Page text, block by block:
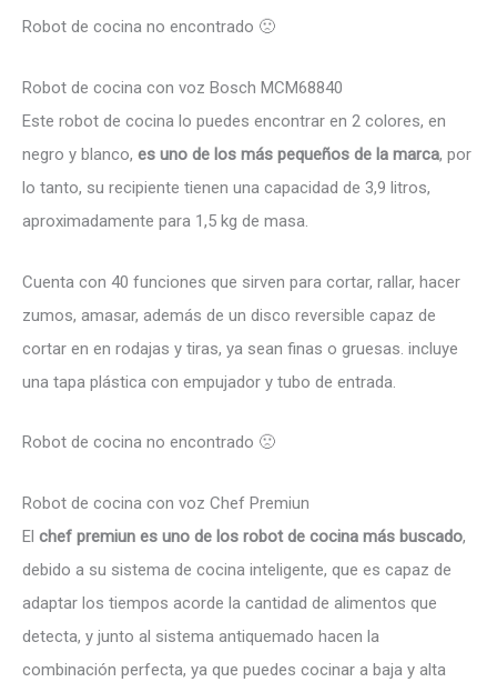
Robot de cocina no encontrado 🙁
Robot de cocina con voz Bosch MCM68840
Este robot de cocina lo puedes encontrar en 2 colores, en
negro y blanco, es uno de los más pequeños de la marca, por
lo tanto, su recipiente tienen una capacidad de 3,9 litros,
aproximadamente para 1,5 kg de masa.
Cuenta con 40 funciones que sirven para cortar, rallar, hacer
zumos, amasar, además de un disco reversible capaz de
cortar en en rodajas y tiras, ya sean finas o gruesas. incluye
una tapa plástica con empujador y tubo de entrada.
Robot de cocina no encontrado 🙁
Robot de cocina con voz Chef Premiun
El chef premiun es uno de los robot de cocina más buscado,
debido a su sistema de cocina inteligente, que es capaz de
adaptar los tiempos acorde la cantidad de alimentos que
detecta, y junto al sistema antiquemado hacen la
combinación perfecta, ya que puedes cocinar a baja y alta